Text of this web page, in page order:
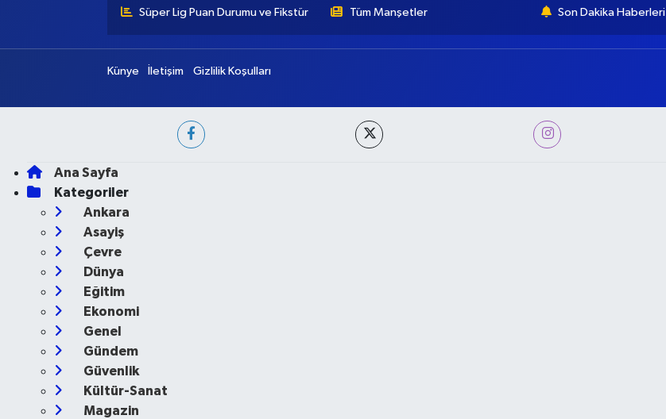
Süper Lig Puan Durumu ve Fikstür Tüm Manşetler Son Dakika Haberleri
Künye İletişim Gizlilik Koşulları
Ana Sayfa
Kategoriler
Ankara
Asayiş
Çevre
Dünya
Eğitim
Ekonomi
Genel
Gündem
Güvenlik
Kültür-Sanat
Magazin